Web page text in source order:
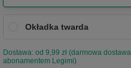
Okładka twarda
Dostawa: od 9,99 zł (darmowa
abonamentem Legimi)